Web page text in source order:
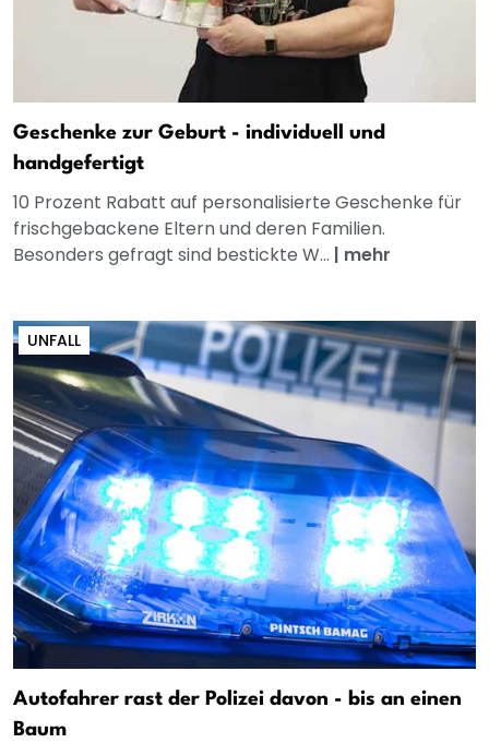
Geschenke zur Geburt - individuell und
handgefertigt
10 Prozent Rabatt auf personalisierte Geschenke für
frischgebackene Eltern und deren Familien.
Besonders gefragt sind bestickte W... | mehr
UNFALL
Autofahrer rast der Polizei davon - bis an einen
Baum